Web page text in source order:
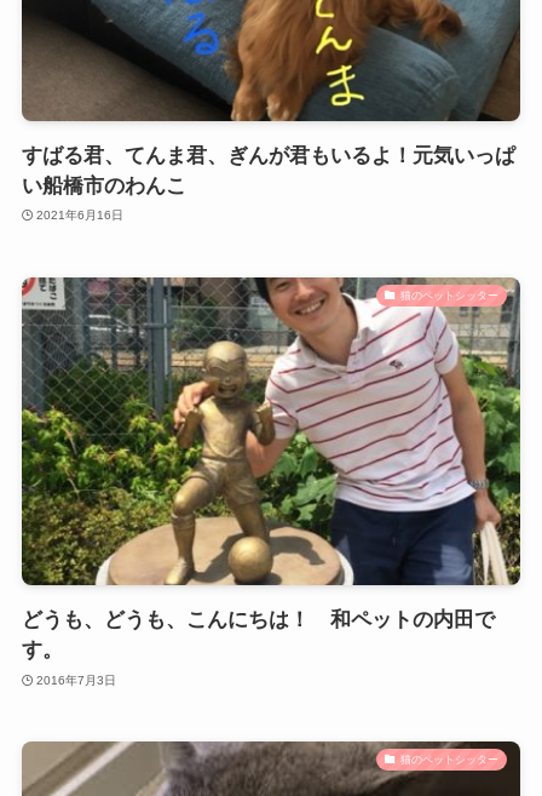
すばる君、てんま君、ぎんが君もいるよ！元気いっぱ
い船橋市のわんこ
2021年6月16日
猫のペットシッター
どうも、どうも、こんにちは！ 和ペットの内田で
す。
2016年7月3日
猫のペットシッター